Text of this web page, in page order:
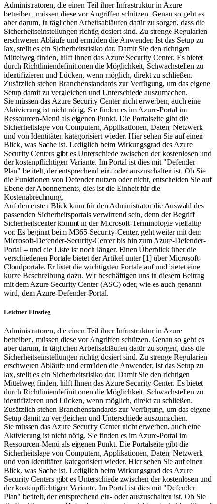
Administratoren, die einen Teil ihrer Infrastruktur in Azure
betreiben, müssen diese vor Angriffen schützen. Genau so geht es
aber darum, in täglichen Arbeitsabläufen dafür zu sorgen, dass die
Sicherheitseinstellungen richtig dosiert sind. Zu strenge Regularien
erschweren Abläufe und ermüden die Anwender. Ist das Setup zu
lax, stellt es ein Sicherheitsrisiko dar. Damit Sie den richtigen
Mittelweg finden, hilft Ihnen das Azure Security Center. Es bietet
durch Richtliniendefinitionen die Möglichkeit, Schwachstellen zu
identifizieren und Lücken, wenn möglich, direkt zu schließen.
Zusätzlich stehen Branchenstandards zur Verfügung, um das eigene
Setup damit zu vergleichen und Unterschiede auszumachen.
Sie müssen das Azure Security Center nicht erwerben, auch eine
Aktivierung ist nicht nötig. Sie finden es im Azure-Portal im
Ressourcen-Menü als eigenen Punkt. Die Portalseite gibt die
Sicherheitslage von Computern, Applikationen, Daten, Netzwerk
und von Identitäten kategorisiert wieder. Hier sehen Sie auf einen
Blick, was Sache ist. Lediglich beim Wirkungsgrad des Azure
Security Centers gibt es Unterschiede zwischen der kostenlosen und
der kostenpflichtigen Variante. Im Portal ist dies mit "Defender
Plan" betitelt, der entsprechend ein- oder auszuschalten ist. Ob Sie
die Funktionen von Defender nutzen oder nicht, entscheiden Sie auf
Ebene der Abonnements, dies ist die Einheit für die
Kostenabrechnung.
Auf den ersten Blick kann für den Administrator die Auswahl des
passenden Sicherheitsportals verwirrend sein, denn der Begriff
Sicherheitscenter kommt in der Microsoft-Terminologie vielfältig
vor. Es beginnt beim M365-Security-Center, geht weiter mit dem
Microsoft-Defender-Security-Center bis hin zum Azure-Defender-
Portal – und die Liste ist noch länger. Einen Überblick über die
verschiedenen Portale bietet der Artikel unter [1] über Microsoft-
Cloudportale. Er listet die wichtigsten Portale auf und bietet eine
kurze Beschreibung dazu. Wir beschäftigen uns in diesem Beitrag
mit dem Azure Security Center (ASC) oder, wie es auch genannt
wird, dem Azure-Defender-Portal.
Leichter Einstieg
Administratoren, die einen Teil ihrer Infrastruktur in Azure
betreiben, müssen diese vor Angriffen schützen. Genau so geht es
aber darum, in täglichen Arbeitsabläufen dafür zu sorgen, dass die
Sicherheitseinstellungen richtig dosiert sind. Zu strenge Regularien
erschweren Abläufe und ermüden die Anwender. Ist das Setup zu
lax, stellt es ein Sicherheitsrisiko dar. Damit Sie den richtigen
Mittelweg finden, hilft Ihnen das Azure Security Center. Es bietet
durch Richtliniendefinitionen die Möglichkeit, Schwachstellen zu
identifizieren und Lücken, wenn möglich, direkt zu schließen.
Zusätzlich stehen Branchenstandards zur Verfügung, um das eigene
Setup damit zu vergleichen und Unterschiede auszumachen.
Sie müssen das Azure Security Center nicht erwerben, auch eine
Aktivierung ist nicht nötig. Sie finden es im Azure-Portal im
Ressourcen-Menü als eigenen Punkt. Die Portalseite gibt die
Sicherheitslage von Computern, Applikationen, Daten, Netzwerk
und von Identitäten kategorisiert wieder. Hier sehen Sie auf einen
Blick, was Sache ist. Lediglich beim Wirkungsgrad des Azure
Security Centers gibt es Unterschiede zwischen der kostenlosen und
der kostenpflichtigen Variante. Im Portal ist dies mit "Defender
Plan" betitelt, der entsprechend ein- oder auszuschalten ist. Ob Sie